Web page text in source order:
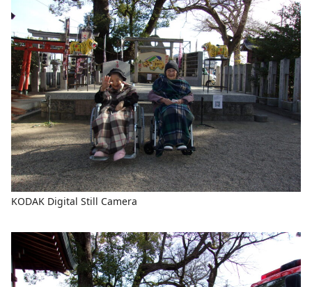
KODAK Digital Still Camera